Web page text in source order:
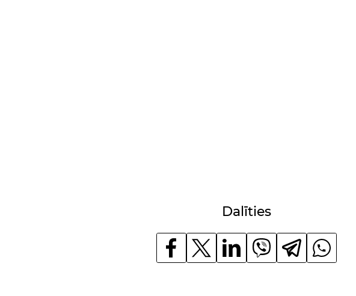
Dalīties